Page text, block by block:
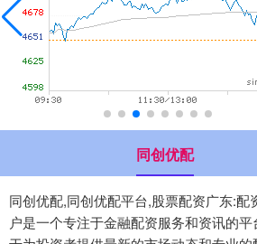
同创优配
同创优配,同创优配平台,股票配资广东:配
户是一个专注于金融配资服务和资讯的平